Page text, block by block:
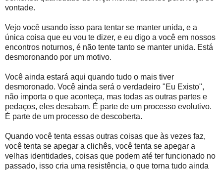
vontade.
Vejo você usando isso para tentar se manter unida, e a
única coisa que eu vou te dizer, e eu digo a você em nossos
encontros noturnos, é não tente tanto se manter unida. Está
desmoronando por um motivo.
Você ainda estará aqui quando tudo o mais tiver
desmoronado. Você ainda será o verdadeiro "Eu Existo",
não importa o que aconteça, mas todas as outras partes e
pedaços, eles desabam. É parte de um processo evolutivo.
É parte de um processo de descoberta.
Quando você tenta essas outras coisas que às vezes faz,
você tenta se apegar a clichês, você tenta se apegar a
velhas identidades, coisas que podem até ter funcionado no
passado, isso cria uma resistência, o que torna tudo ainda